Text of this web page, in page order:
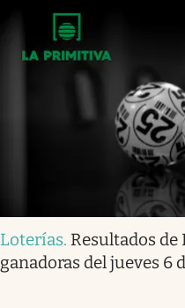
Loterías. Resultados
ganadoras del jueves 6